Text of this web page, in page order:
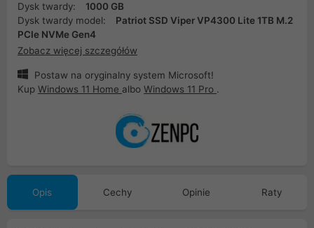
Dysk twardy:
1000 GB
Dysk twardy model:
Patriot SSD Viper VP4300 Lite 1TB M.2
PCIe NVMe Gen4
Zobacz więcej szczegółów
Postaw na oryginalny system Microsoft!
Kup Windows 11 Home albo Windows 11 Pro .
Opis Cechy Opinie Raty